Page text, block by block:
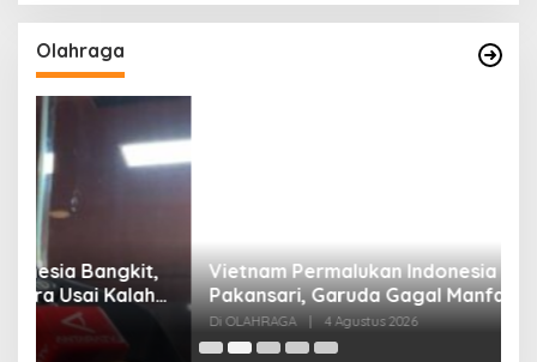
Olahraga
Vietnam Permalukan Indonesia 3-0 di
Pakansari, Garuda Gagal Manfaatkan Laga
Kandang
Di OLAHRAGA 4 Agustus 2026